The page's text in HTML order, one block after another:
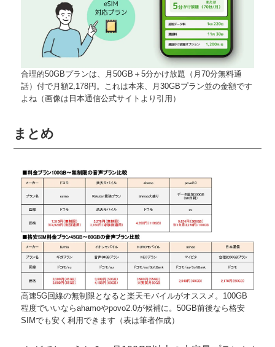
合理的50GBプランは、月50GB＋5分かけ放題（月70分無料通
話）付で月額2,178円。これは本来、月30GBプラン並の金額です
よね（画像は日本通信公式サイトより引用）
まとめ
高速5G回線の無制限となると楽天モバイルがオススメ。100GB
程度でいいならahamoやpovo2.0が候補に。50GB前後なら格安
SIMでも安く利用できます（表は筆者作成）